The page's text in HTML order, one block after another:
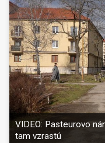
VIDEO: Pasteurovo
tam vzrastú